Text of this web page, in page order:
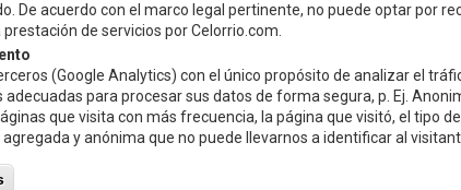
De acuerdo con el marco legal pertinente, no puede optar por
de servicios por Celorrio.com.
(Google Analytics) con el único propósito de analizar el
para procesar sus datos de forma segura, p. Ej.
que visita con más frecuencia, la página que visitó, el tipo
y anónima que no puede llevarnos a identificar al